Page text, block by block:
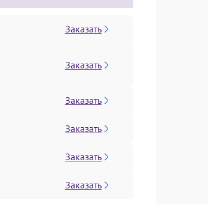
Заказать
Заказать
Заказать
Заказать
Заказать
Заказать